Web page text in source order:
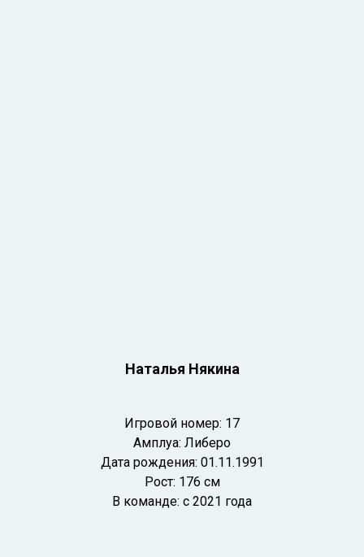
Наталья Някина
Игровой номер: 17
Амплуа: Либеро
Дата рождения: 01.11.1991
Рост: 176 см
В команде: с 2021 года